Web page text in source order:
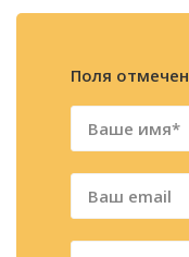
Поля